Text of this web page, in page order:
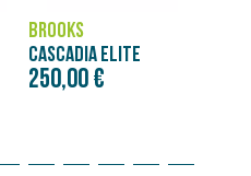
BROOKS
CASCADIA ELITE
250,00 €